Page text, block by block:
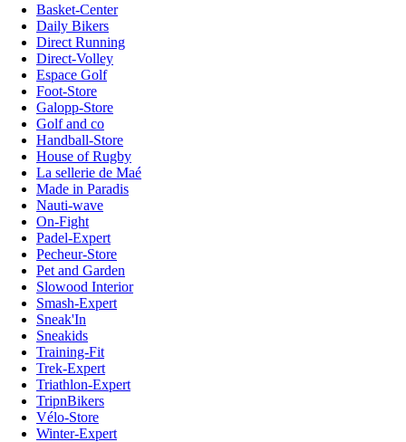
Basket-Center
Daily Bikers
Direct Running
Direct-Volley
Espace Golf
Foot-Store
Galopp-Store
Golf and co
Handball-Store
House of Rugby
La sellerie de Maé
Made in Paradis
Nauti-wave
On-Fight
Padel-Expert
Pecheur-Store
Pet and Garden
Slowood Interior
Smash-Expert
Sneak'In
Sneakids
Training-Fit
Trek-Expert
Triathlon-Expert
TripnBikers
Vélo-Store
Winter-Expert